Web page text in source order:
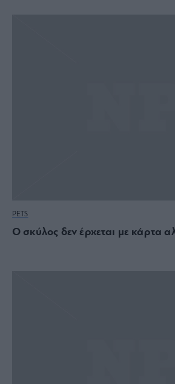
PETS
O σκύλος δεν έρχεται με κάρτα